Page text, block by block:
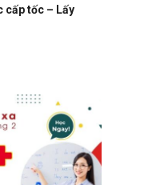
cấp tốc – Lấy